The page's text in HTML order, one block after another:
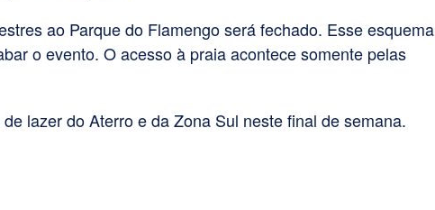
ao Parque do Flamengo será fechado. Esse esquema
o evento. O acesso à praia acontece somente pelas
lazer do Aterro e da Zona Sul neste final de semana.